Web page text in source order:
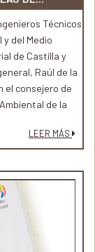
Técnicos
del Medio
de Castilla y
Raúl de la
el consejero de
de la
en
forestal.
LEER MÁS